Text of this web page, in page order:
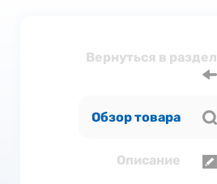
Вернуться в раздел
Обзор товара
Описание